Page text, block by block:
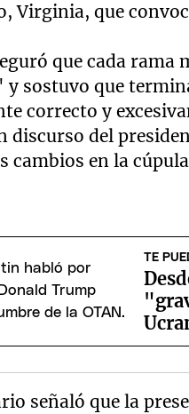
Virginia, que
que cada
sostuvo que
correcto y
discurso del
cambios en la
TE
señaló que la